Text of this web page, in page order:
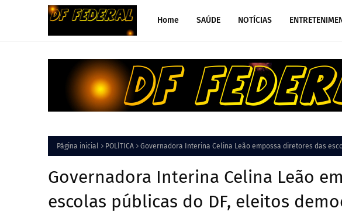
Home SAÚDE NOTÍCIAS
Página inicial POLÍTICA Governadora Interina Celina Leão empossa diretores das
Governadora Interina Celina Leão
escolas públicas do DF, eleitos